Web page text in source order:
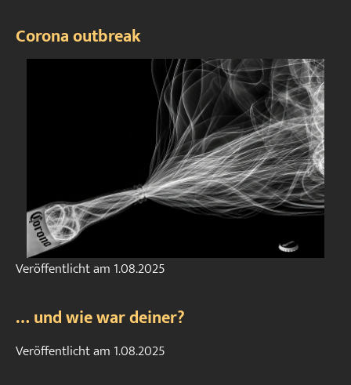
Corona outbreak
Veröffentlicht am 1.08.2025
… und wie war deiner?
Veröffentlicht am 1.08.2025